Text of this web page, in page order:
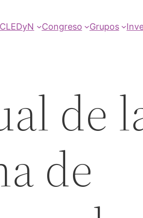
Congreso Grupos
de
de